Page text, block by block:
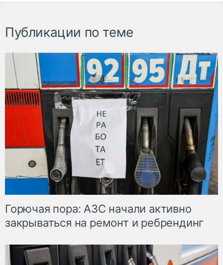
Публикации по теме
Горючая пора: АЗС начали активно
закрываться на ремонт и ребрендинг